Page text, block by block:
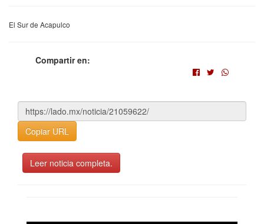
El Sur de Acapulco
Compartir en:
Copiar URL
Leer noticia completa.